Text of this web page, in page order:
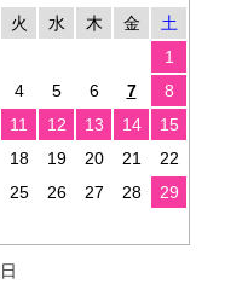
火 水 木 金
土
1
4 5 6 7
8
11 12 13 14
15
18 19 20 21
22
25 26 27 28
29